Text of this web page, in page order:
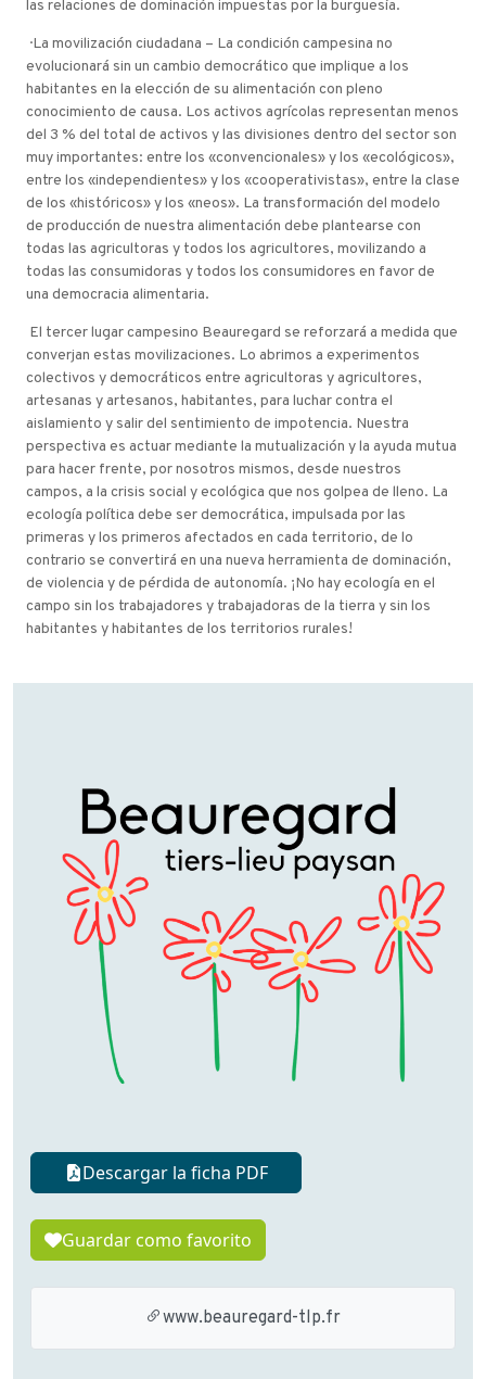
las relaciones de dominación impuestas por la burguesía.
· La movilización ciudadana – La condición campesina no
evolucionará sin un cambio democrático que implique a los
habitantes en la elección de su alimentación con pleno
conocimiento de causa. Los activos agrícolas representan menos
del 3 % del total de activos y las divisiones dentro del sector son
muy importantes: entre los «convencionales» y los «ecológicos»,
entre los «independientes» y los «cooperativistas», entre la clase
de los «históricos» y los «neos». La transformación del modelo
de producción de nuestra alimentación debe plantearse con
todas las agricultoras y todos los agricultores, movilizando a
todas las consumidoras y todos los consumidores en favor de
una democracia alimentaria.
El tercer lugar campesino Beauregard se reforzará a medida que
converjan estas movilizaciones. Lo abrimos a experimentos
colectivos y democráticos entre agricultoras y agricultores,
artesanas y artesanos, habitantes, para luchar contra el
aislamiento y salir del sentimiento de impotencia. Nuestra
perspectiva es actuar mediante la mutualización y la ayuda mutua
para hacer frente, por nosotros mismos, desde nuestros
campos, a la crisis social y ecológica que nos golpea de lleno. La
ecología política debe ser democrática, impulsada por las
primeras y los primeros afectados en cada territorio, de lo
contrario se convertirá en una nueva herramienta de dominación,
de violencia y de pérdida de autonomía. ¡No hay ecología en el
campo sin los trabajadores y trabajadoras de la tierra y sin los
habitantes y habitantes de los territorios rurales!
Descargar la ficha PDF
Guardar como favorito
www.beauregard-tlp.fr